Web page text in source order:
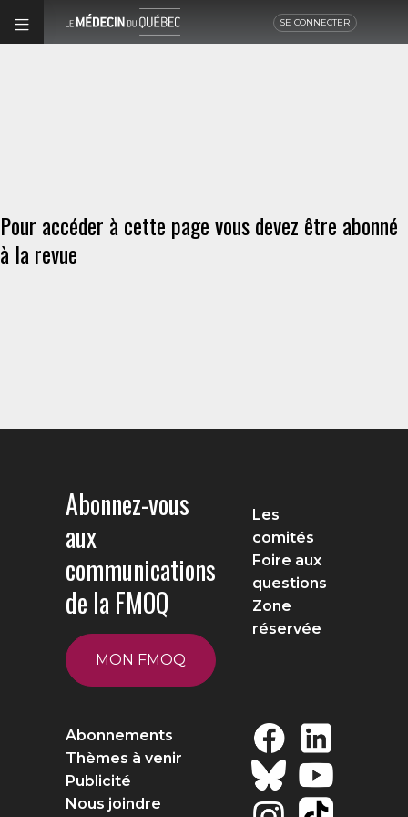
SE CONNECTER
Pour accéder à cette page vous devez être abonné
à la revue
Abonnez-vous
aux
communications
de la FMOQ
MON FMOQ
Les
comités
Foire aux
questions
Zone
réservée
Abonnements
Thèmes à venir
Publicité
Nous joindre